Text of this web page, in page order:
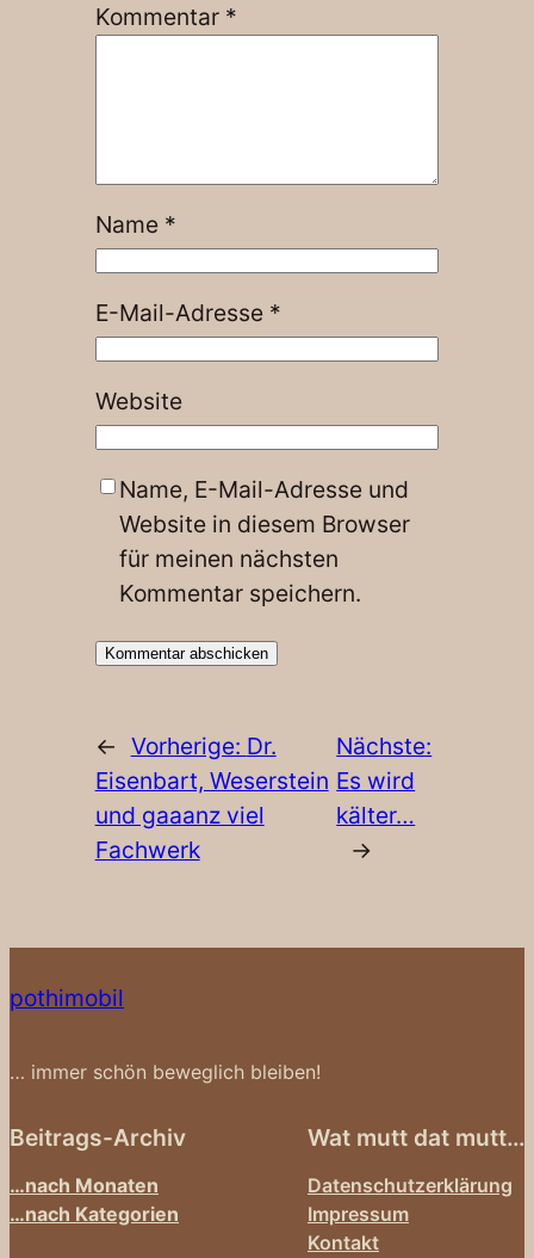
Kommentar *
Name *
E-Mail-Adresse *
Website
Name, E-Mail-Adresse und
Website in diesem Browser
für meinen nächsten
Kommentar speichern.
← Vorherige: Dr.
Eisenbart, Weserstein
und gaaanz viel
Fachwerk
Nächste:
Es wird
kälter…
→
pothimobil
… immer schön beweglich bleiben!
Beitrags-Archiv
…nach Monaten
…nach Kategorien
Wat mutt dat mutt…
Datenschutzerklärung
Impressum
Kontakt